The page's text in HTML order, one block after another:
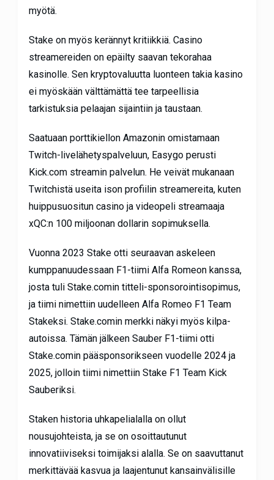
myötä.
Stake on myös kerännyt kritiikkiä. Casino
streamereiden on epäilty saavan tekorahaa
kasinolle. Sen kryptovaluutta luonteen takia kasino
ei myöskään välttämättä tee tarpeellisia
tarkistuksia pelaajan sijaintiin ja taustaan.
Saatuaan porttikiellon Amazonin omistamaan
Twitch-livelähetyspalveluun, Easygo perusti
Kick.com streamin palvelun. He veivät mukanaan
Twitchistä useita ison profiilin streamereita, kuten
huippusuositun casino ja videopeli streamaaja
xQC:n 100 miljoonan dollarin sopimuksella.
Vuonna 2023 Stake otti seuraavan askeleen
kumppanuudessaan F1-tiimi Alfa Romeon kanssa,
josta tuli Stake.comin titteli-sponsorointisopimus,
ja tiimi nimettiin uudelleen Alfa Romeo F1 Team
Stakeksi. Stake.comin merkki näkyi myös kilpa-
autoissa. Tämän jälkeen Sauber F1-tiimi otti
Stake.comin pääsponsorikseen vuodelle 2024 ja
2025, jolloin tiimi nimettiin Stake F1 Team Kick
Sauberiksi.
Staken historia uhkapelialalla on ollut
nousujohteista, ja se on osoittautunut
innovatiiviseksi toimijaksi alalla. Se on saavuttanut
merkittävää kasvua ja laajentunut kansainvälisille